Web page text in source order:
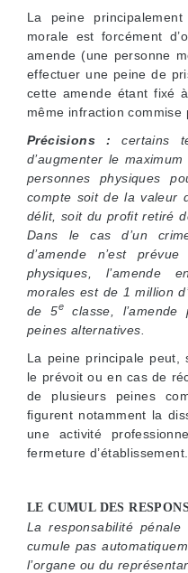
La peine
morale est forcément
amende (une personne
effectuer une peine de
cette amende étant fixé
même infraction commise
Précisions : certains
d’augmenter le
personnes physiques
compte soit de la valeur
délit, soit du profit retiré
Dans le cas d’un
d’amende n’est
physiques, l’amende
morales est de 1 million
de 5e
classe,
peines alternatives.
La peine principale peut,
le prévoit ou en cas de
de plusieurs peines
figurent notamment la
une activité
fermeture d’établissement.
LE CUMUL DES
La responsabilité
cumule pas
l’organe ou du